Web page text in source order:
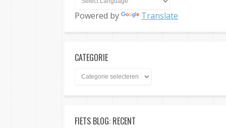
Powered by Translate
CATEGORIE
FIETS BLOG: RECENT